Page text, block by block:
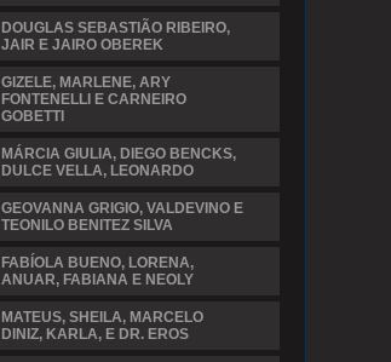
DOUGLAS SEBASTIÃO RIBEIRO,
JAIR E JAIRO OBEREK
GIZELE, MARLENE, ARY
FONTENELLI E CARNEIRO
GOBETTI
MÁRCIA GIULIA, DIEGO BENCKS,
DULCE VELLA, LEONARDO
GEOVANNA GRIGIO, VALDEVINO E
TEONILO BENITEZ SILVA
FABÍOLA BUENO, LORENA,
ANUAR, FABIANA E NEOLY
MATEUS, SHEILA, MARCELO
DINIZ, KARLA, E DR. EROS